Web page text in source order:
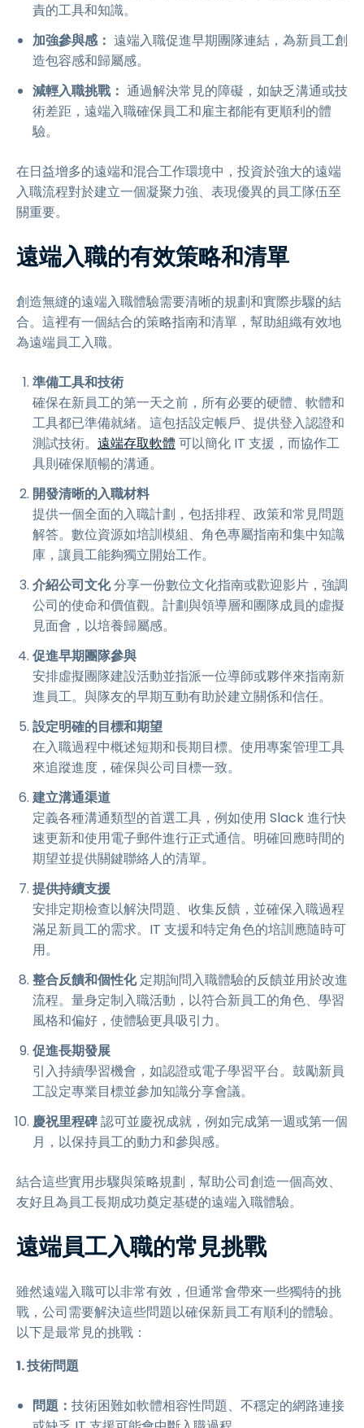
責的工具和知識。
加強參與感： 遠端入職促進早期團隊連結，為新員工創
造包容感和歸屬感。
減輕入職挑戰： 通過解決常見的障礙，如缺乏溝通或技
術差距，遠端入職確保員工和雇主都能有更順利的體
驗。
在日益增多的遠端和混合工作環境中，投資於強大的遠端
入職流程對於建立一個凝聚力強、表現優異的員工隊伍至
關重要。
遠端入職的有效策略和清單
創造無縫的遠端入職體驗需要清晰的規劃和實際步驟的結
合。這裡有一個結合的策略指南和清單，幫助組織有效地
為遠端員工入職。
準備工具和技術
確保在新員工的第一天之前，所有必要的硬體、軟體和
工具都已準備就緒。這包括設定帳戶、提供登入認證和
測試技術。 遠端存取軟體可以簡化 IT 支援，而協作工
具則確保順暢的溝通。
開發清晰的入職材料
提供一個全面的入職計劃，包括排程、政策和常見問題
解答。數位資源如培訓模組、角色專屬指南和集中知識
庫，讓員工能夠獨立開始工作。
介紹公司文化分享一份數位文化指南或歡迎影片，強調
公司的使命和價值觀。計劃與領導層和團隊成員的虛擬
見面會，以培養歸屬感。
促進早期團隊參與
安排虛擬團隊建設活動並指派一位導師或夥伴來指南新
進員工。與隊友的早期互動有助於建立關係和信任。
設定明確的目標和期望
在入職過程中概述短期和長期目標。使用專案管理工具
來追蹤進度，確保與公司目標一致。
建立溝通渠道
定義各種溝通類型的首選工具，例如使用 Slack 進行快
速更新和使用電子郵件進行正式通信。明確回應時間的
期望並提供關鍵聯絡人的清單。
提供持續支援
安排定期檢查以解決問題、收集反饋，並確保入職過程
滿足新員工的需求。IT 支援和特定角色的培訓應隨時可
用。
整合反饋和個性化定期詢問入職體驗的反饋並用於改進
流程。量身定制入職活動，以符合新員工的角色、學習
風格和偏好，使體驗更具吸引力。
促進長期發展
引入持續學習機會，如認證或電子學習平台。鼓勵新員
工設定專業目標並參加知識分享會議。
慶祝里程碑認可並慶祝成就，例如完成第一週或第一個
月，以保持員工的動力和參與感。
結合這些實用步驟與策略規劃，幫助公司創造一個高效、
友好且為員工長期成功奠定基礎的遠端入職體驗。
遠端員工入職的常見挑戰
雖然遠端入職可以非常有效，但通常會帶來一些獨特的挑
戰，公司需要解決這些問題以確保新員工有順利的體驗。
以下是最常見的挑戰：
1. 技術問題
問題： 技術困難如軟體相容性問題、不穩定的網路連接